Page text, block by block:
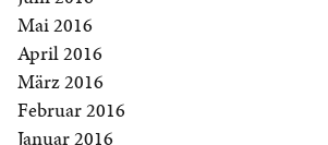
Mai 2016
April 2016
März 2016
Februar 2016
Januar 2016